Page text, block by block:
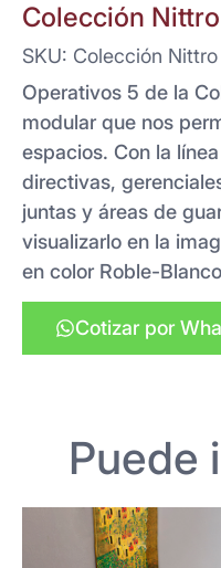
Colección
SKU: Colección
Operativos 5 de la
modular que nos
espacios. Con la
directivas,
juntas y áreas de
visualizarlo en la
en color Roble-
Cotizar por
Puede